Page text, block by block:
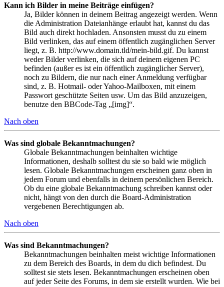
Kann ich Bilder in meine Beiträge einfügen?
Ja, Bilder können in deinem Beitrag angezeigt werden. Wenn
die Administration Dateianhänge erlaubt hat, kannst du das
Bild auch direkt hochladen. Ansonsten musst du zu einem
Bild verlinken, das auf einem öffentlich zugänglichen Server
liegt, z. B. http://www.domain.tld/mein-bild.gif. Du kannst
weder Bilder verlinken, die sich auf deinem eigenen PC
befinden (außer es ist ein öffentlich zugänglicher Server),
noch zu Bildern, die nur nach einer Anmeldung verfügbar
sind, z. B. Hotmail- oder Yahoo-Mailboxen, mit einem
Passwort geschützte Seiten usw. Um das Bild anzuzeigen,
benutze den BBCode-Tag „[img]“.
Nach oben
Was sind globale Bekanntmachungen?
Globale Bekanntmachungen beinhalten wichtige
Informationen, deshalb solltest du sie so bald wie möglich
lesen. Globale Bekanntmachungen erscheinen ganz oben in
jedem Forum und ebenfalls in deinem persönlichen Bereich.
Ob du eine globale Bekanntmachung schreiben kannst oder
nicht, hängt von den durch die Board-Administration
vergebenen Berechtigungen ab.
Nach oben
Was sind Bekanntmachungen?
Bekanntmachungen beinhalten meist wichtige Informationen
zu dem Bereich des Boards, in dem du dich befindest. Du
solltest sie stets lesen. Bekanntmachungen erscheinen oben
auf jeder Seite des Forums, in dem sie erstellt wurden. Wie bei